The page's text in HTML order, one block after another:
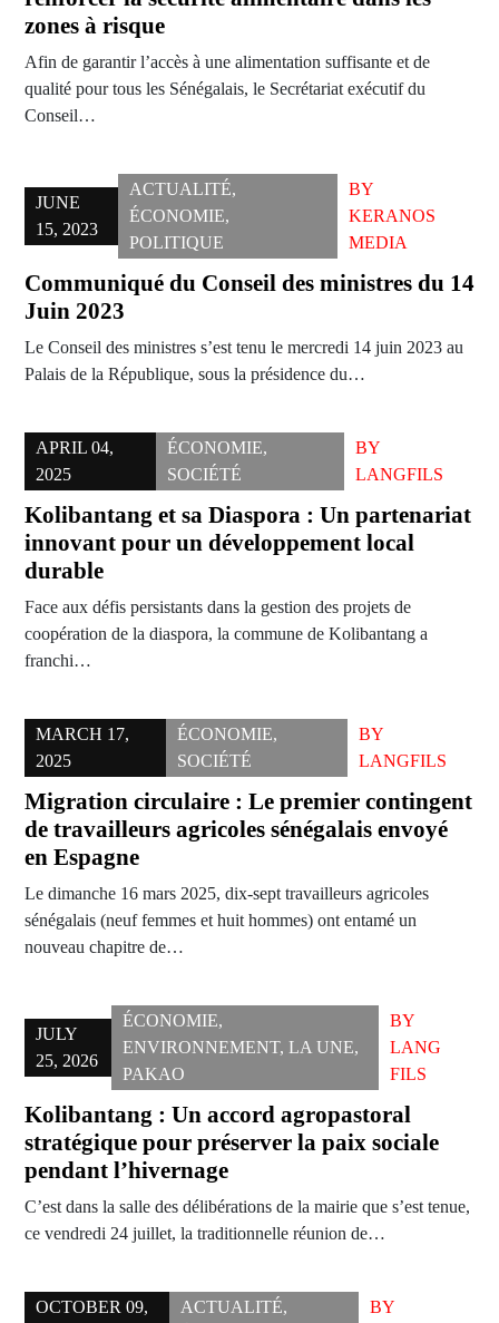
zones à risque
Afin de garantir l’accès à une alimentation suffisante et de
qualité pour tous les Sénégalais, le Secrétariat exécutif du
Conseil…
JUNE
15, 2023
ACTUALITÉ,
ÉCONOMIE,
POLITIQUE
BY
KERANOS
MEDIA
Communiqué du Conseil des ministres du 14
Juin 2023
Le Conseil des ministres s’est tenu le mercredi 14 juin 2023 au
Palais de la République, sous la présidence du…
APRIL 04,
2025
ÉCONOMIE,
SOCIÉTÉ
BY
LANGFILS
Kolibantang et sa Diaspora : Un partenariat
innovant pour un développement local
durable
Face aux défis persistants dans la gestion des projets de
coopération de la diaspora, la commune de Kolibantang a
franchi…
MARCH 17,
2025
ÉCONOMIE,
SOCIÉTÉ
BY
LANGFILS
Migration circulaire : Le premier contingent
de travailleurs agricoles sénégalais envoyé
en Espagne
Le dimanche 16 mars 2025, dix-sept travailleurs agricoles
sénégalais (neuf femmes et huit hommes) ont entamé un
nouveau chapitre de…
JULY
25, 2026
ÉCONOMIE,
ENVIRONNEMENT,LA UNE,
PAKAO
BY
LANG
FILS
Kolibantang : Un accord agropastoral
stratégique pour préserver la paix sociale
pendant l’hivernage
C’est dans la salle des délibérations de la mairie que s’est tenue,
ce vendredi 24 juillet, la traditionnelle réunion de…
OCTOBER 09,
ACTUALITÉ,
BY